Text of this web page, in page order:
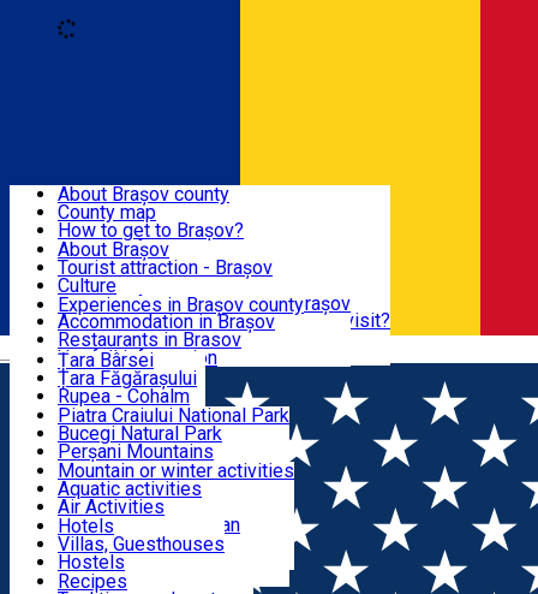
Română
BRAȘOV
EXPERIENCES
DESTINATIONS
NATURE
ACTIVE TOURISM
ACCOMMODATION
CULTURAL HERITAGE
About Brașov county
County map
How to get to Brașov?
Tourist Information Centers
Tourist Guides
Brașov Tourism Recommendations
Historical tourist attractions
What would a local recommend to visit?
Tourism news Brașov
Restaurants
About Brașov
Tourist attraction - Brașov
Culture
Tourist Information Center - Brașov
Accommodation in Brașov
Restaurants in Brasov
Usefull information
Experiences in Brașov county
Țara Bârsei
Țara Făgărașului
Rupea - Cohalm
ECO Destinations
Piatra Craiului National Park
Bucegi Natural Park
Perșani Mountains
Făgăraș Mountains
Postăvarul Peak
Măgura Codlei
Ciucaș Mountains
Protected areas
Other natural attractions
Speoturism
Mountain or winter activities
Aquatic activities
Air Activities
Adventure, Equestrian
Cycling, Running
Other activities
Hotels
Villas, Guesthouses
Hostels
Cottages
Recipes